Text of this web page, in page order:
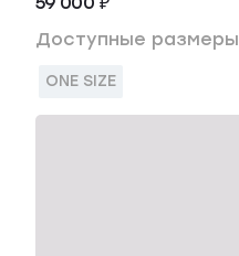
Доступные размеры
ONE SIZE